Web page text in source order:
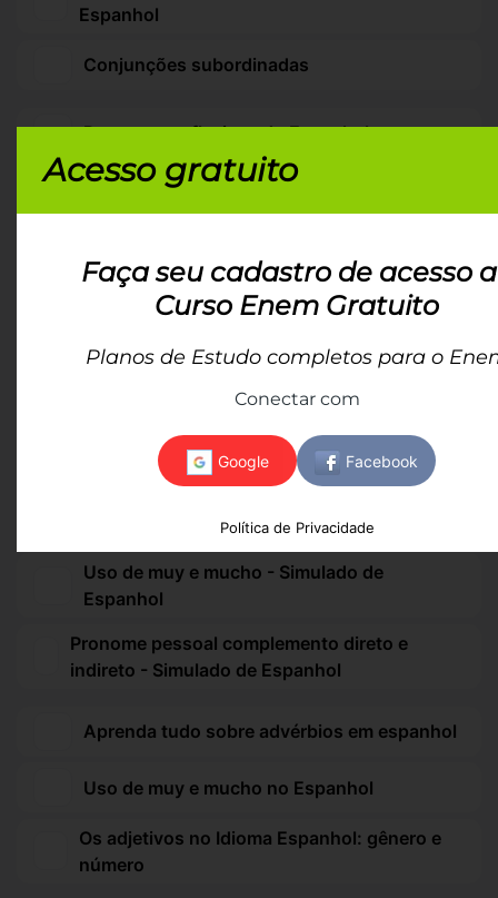
Espanhol
Conjunções subordinadas
Pronomes reflexivos do Espanhol
Pronomes relativos do Espanhol
Os porquês - Simulado de Espanhol
Heterotônicos e heterogenéricos - Simulado
Advérbios - Simulado de Espanhol
Uso de muy e mucho - Simulado de
Espanhol
Pronome pessoal complemento direto e
indireto - Simulado de Espanhol
Aprenda tudo sobre advérbios em espanhol
Uso de muy e mucho no Espanhol
Os adjetivos no Idioma Espanhol: gênero e
número
Acesso gratuito
Faça seu cadastro de acesso
Curso Enem Gratuito
Planos de Estudo completos para o
Conectar com
Política de Privacidade